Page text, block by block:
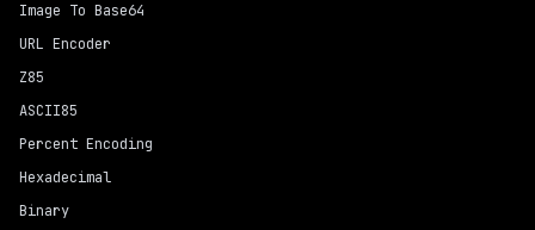
Image To Base64
URL Encoder
Z85
ASCII85
Percent Encoding
Hexadecimal
Binary